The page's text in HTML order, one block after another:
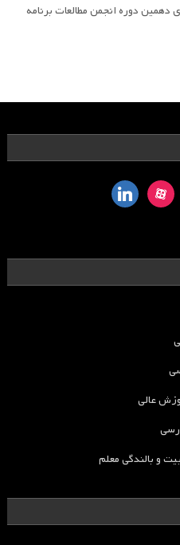
دوره انجمن مطالعات برنامه
aparat
linkedin
عالی
و بالندگی معلم